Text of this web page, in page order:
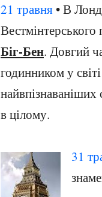
21 травня • В
Біг-Бен. Довгий
годинником у
найвпізнаваніших
в цілому.
31